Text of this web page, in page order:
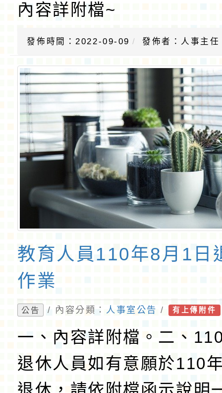
內容詳附檔~
發佈時間：2022-09-09 發佈者：人事主任
教育人員110年8月1日
作業
公告 / 內容分類： 人事室公告 / 有上傳附件
一、內容詳附檔。二、
退休人員如有意願於110